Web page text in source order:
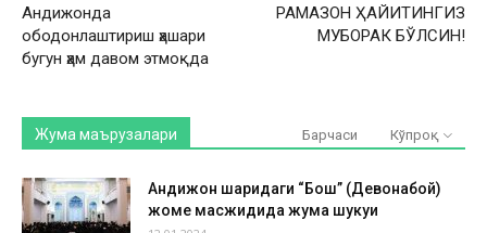
Андижонда
ободонлаштириш ҳашари
бугун ҳам давом этмоқда
РАМАЗОН ҲАЙИТИНГИЗ
МУБОРАК БЎЛСИН!
Жума маърузалари Барчаси Кўпроқ
Андижон шаҳридаги “Бош” (Девонабой)
жоме масжидида жума шукуҳи